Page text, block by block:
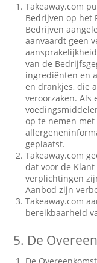
Takeaway.com
Bedrijven op het
Bedrijven
aanvaardt geen
van de
ingrediënten en
en drankjes, die
veroorzaken. Als
op te nemen
geplaatst.
Takeaway.com
dat voor de
verplichtingen
Aanbod zijn
Takeaway.com
bereikbaarheid
5. De